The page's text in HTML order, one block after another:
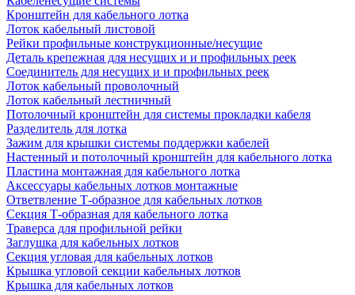
Кронштейн для кабельного лотка
Лоток кабельный листовой
Рейки профильные конструкционные/несущие
Деталь крепежная для несущих и и профильных реек
Соединитель для несущих и и профильных реек
Лоток кабельный проволочный
Лоток кабельный лестничный
Потолочный кронштейн для системы прокладки кабеля
Разделитель для лотка
Зажим для крышки системы поддержки кабелей
Настенный и потолочный кронштейн для кабельного лотка
Пластина монтажная для кабельного лотка
Аксессуары кабельных лотков монтажные
Ответвление Т-образное для кабельных лотков
Секция Т-образная для кабельного лотка
Траверса для профильной рейки
Заглушка для кабельных лотков
Секция угловая для кабельных лотков
Крышка угловой секции кабельных лотков
Крышка для кабельных лотков